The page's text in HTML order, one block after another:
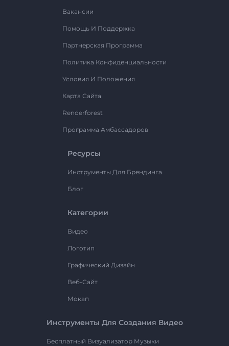
Вакансии
Помощь И Поддержка
Партнерская Программа
Политика Конфиденциальности
Условия И Положения
Карта Сайта
Renderforest
Программа Амбассадоров
Ресурсы
Инструменты Для Брендинга
Блог
Категории
Видео
Логотип
Графический Дизайн
Веб-Сайт
Мокап
Инструменты Для Создания Видео
Бесплатный Визуализатор Музыки